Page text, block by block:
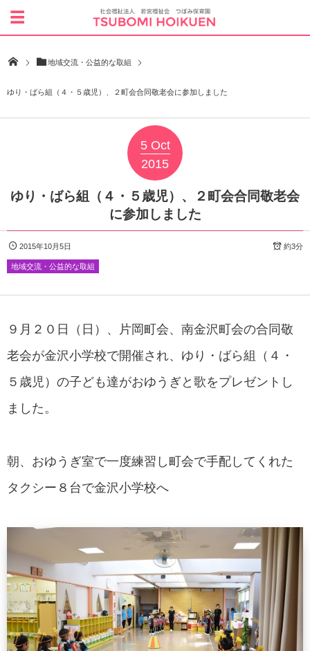
地域交流・公益的な取組
ゆり・ばら組（４・５歳児）、２町会合同敬老会に参加しました
5 Oct
2015
ゆり・ばら組（４・５歳児）、２町会合同敬老会
に参加しました
2015年10月5日 約3分
地域交流・公益的な取組
９月２０日（日）、片岡町会、南金沢町会の合同敬
老会が金沢小学校で開催され、ゆり・ばら組（４・
５歳児）の子ども達がおゆうぎと歌をプレゼントし
ました。
朝、おゆうぎ室で一度練習し町会で手配してくれた
タクシー８台で金沢小学校へ